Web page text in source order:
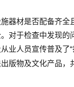
器材是否配备齐全
对于检查中发现的
业人员宣传普及了“
版物及文化产品，